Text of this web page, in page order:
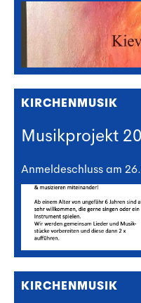
KIRCHENMUSIK
Musikprojekt
Anmeldeschluss am
KIRCHENMUSIK